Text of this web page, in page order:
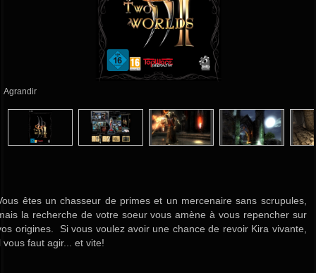
Agrandir
êtes un chasseur de primes et un mercenaire sans scrupules,
la recherche de votre soeur vous amène à vous repencher sur
origines. Si vous voulez avoir une chance de revoir Kira vivante,
vous faut agir... et vite!